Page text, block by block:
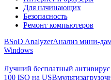
Для начинающих
Безопасность
Ремонт компьютеров
BSoD AnalyzerАнализ мини-
Windows
Лучший бесплатный антивирус
100 ISO на USB